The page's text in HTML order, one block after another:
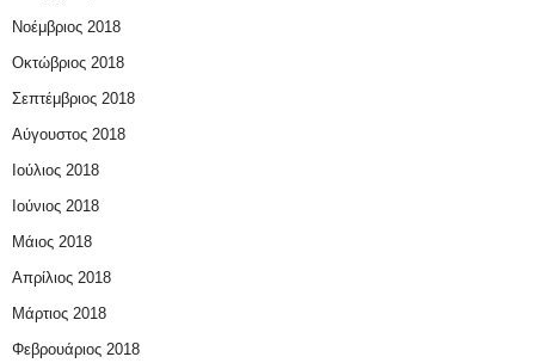
Νοέμβριος 2018
Οκτώβριος 2018
Σεπτέμβριος 2018
Αύγουστος 2018
Ιούλιος 2018
Ιούνιος 2018
Μάιος 2018
Απρίλιος 2018
Μάρτιος 2018
Φεβρουάριος 2018